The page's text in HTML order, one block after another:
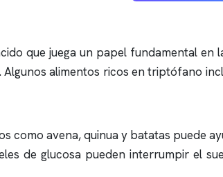
que juega un papel fundamental
alimentos ricos en triptófano
como avena, quinua y batatas puede
de glucosa pueden interrumpir el